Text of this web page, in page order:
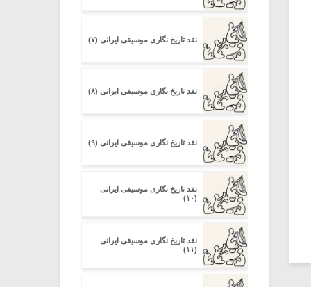
نقد تاریخ نگاری موسیقی ایرانی (۷)
نقد تاریخ نگاری موسیقی ایرانی (۸)
نقد تاریخ نگاری موسیقی ایرانی (۹)
نقد تاریخ نگاری موسیقی ایرانی
(۱۰)
نقد تاریخ نگاری موسیقی ایرانی
(۱۱)